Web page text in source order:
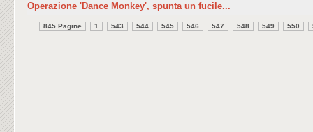
Operazione 'Dance Monkey', spunta un fucile...
845 Pagine 1 543 544 545 546 547 548 549 550